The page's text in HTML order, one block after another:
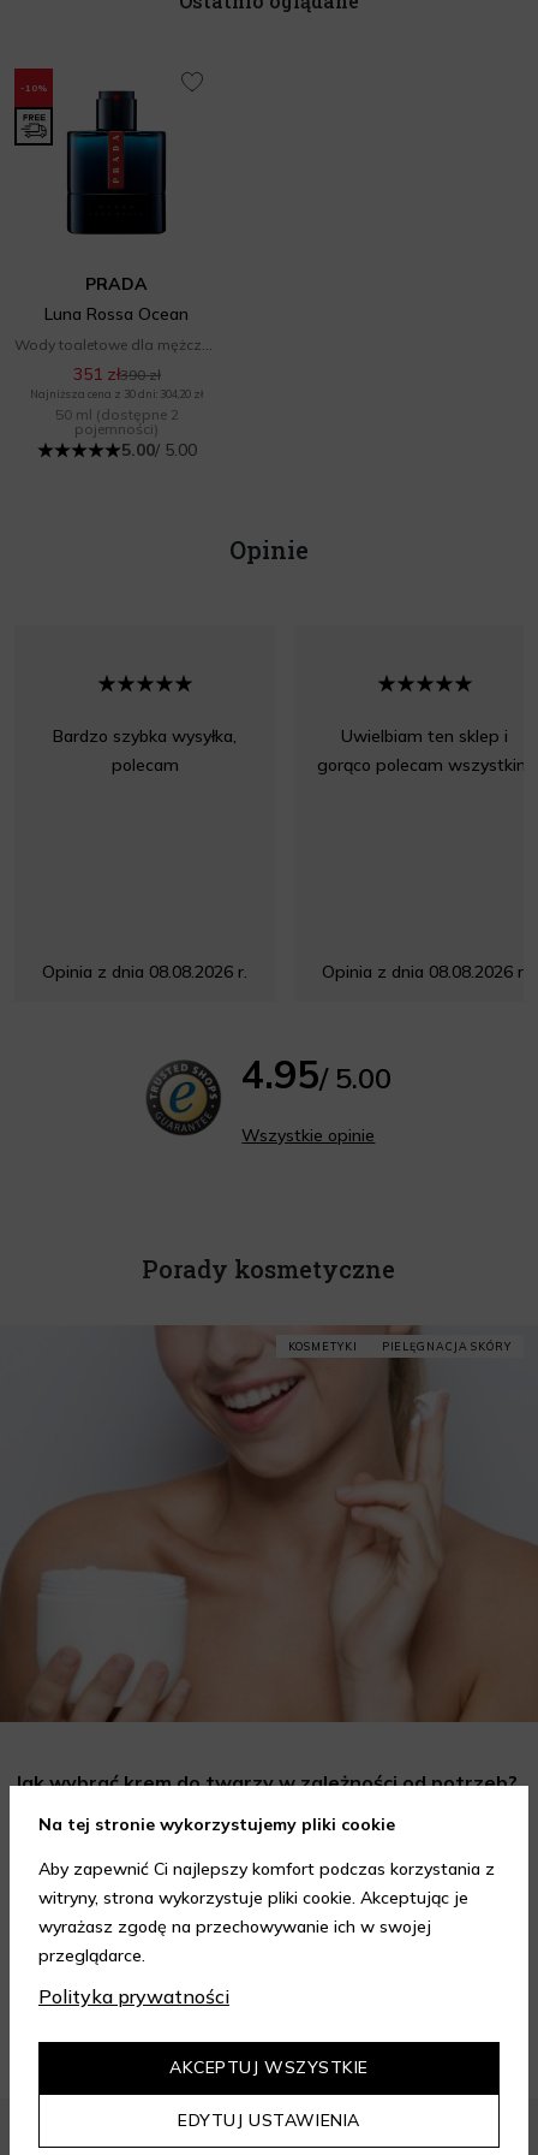
-10%
PRADA
Luna Rossa Ocean
351 zł390 zł
Najniższa cena z 30 dni: 304,20 zł
50 ml (dostępne 2
pojemności)
5.00/ 5.00
Opinie
Bardzo szybka wysyłka,
polecam
Opinia z dnia 08.08.2026 r.
Uwielbiam ten sklep i
gorąco polecam wszystkim
Opinia z dnia 08.08.2026 r.
4.95/ 5.00
Wszystkie opinie
Porady kosmetyczne
KOSMETYKI PIELĘGNACJA SKÓRY
Jak wybrać krem do twarzy w zależności od potrzeb?
codziennej pielęgnacji skóry, który może znacząco wpłynąć na
jej wygląd i kondycję. Warto znać składniki i właściwości kremów
oraz wiedzieć, jak dopasować je do potrzeb własnej skóry.
Poniżej znajdziesz kilka porad, które pomogą ci wybrać idealny
Czytaj dalej
ZOBACZ WIĘCEJ
Na tej stronie wykorzystujemy pliki cookie
Aby zapewnić Ci najlepszy komfort podczas korzystania z
witryny, strona wykorzystuje pliki cookie. Akceptując je
wyrażasz zgodę na przechowywanie ich w swojej
przeglądarce.
Polityka prywatności
EDYTUJ USTAWIENIA
AKCEPTUJ WSZYSTKIE